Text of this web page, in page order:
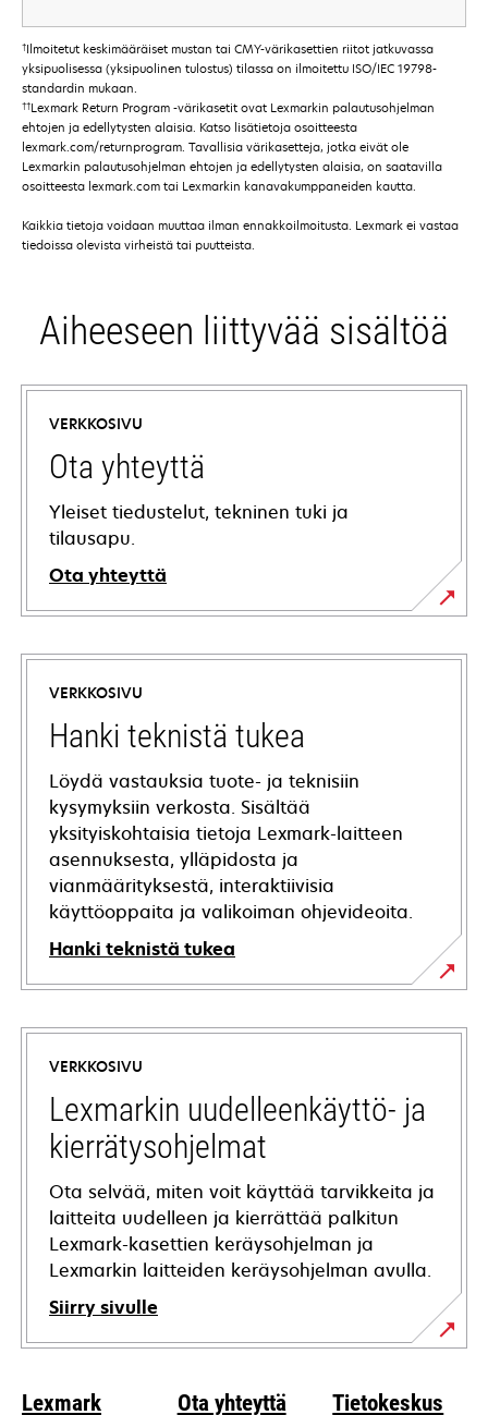
†Ilmoitetut keskimääräiset mustan tai CMY-värikasettien riitot jatkuvassa
yksipuolisessa (yksipuolinen tulostus) tilassa on ilmoitettu ISO/IEC 19798-
standardin mukaan.
††Lexmark Return Program -värikasetit ovat Lexmarkin palautusohjelman
ehtojen ja edellytysten alaisia. Katso lisätietoja osoitteesta
lexmark.com/returnprogram. Tavallisia värikasetteja, jotka eivät ole
Lexmarkin palautusohjelman ehtojen ja edellytysten alaisia, on saatavilla
osoitteesta lexmark.com tai Lexmarkin kanavakumppaneiden kautta.
Kaikkia tietoja voidaan muuttaa ilman ennakkoilmoitusta. Lexmark ei vastaa
tiedoissa olevista virheistä tai puutteista.
Aiheeseen liittyvää sisältöä
VERKKOSIVU
Ota yhteyttä
Yleiset tiedustelut, tekninen tuki ja
tilausapu.
Ota yhteyttä
VERKKOSIVU
Hanki teknistä tukea
Löydä vastauksia tuote- ja teknisiin
kysymyksiin verkosta. Sisältää
yksityiskohtaisia tietoja Lexmark-laitteen
asennuksesta, ylläpidosta ja
vianmäärityksestä, interaktiivisia
käyttöoppaita ja valikoiman ohjevideoita.
Hanki teknistä tukea
opens
in
new
tab
VERKKOSIVU
Lexmarkin uudelleenkäyttö- ja
kierrätysohjelmat
Ota selvää, miten voit käyttää tarvikkeita ja
laitteita uudelleen ja kierrättää palkitun
Lexmark-kasettien keräysohjelman ja
Lexmarkin laitteiden keräysohjelman avulla.
Siirry sivulle
Lexmark Ota yhteyttä Tietokeskus